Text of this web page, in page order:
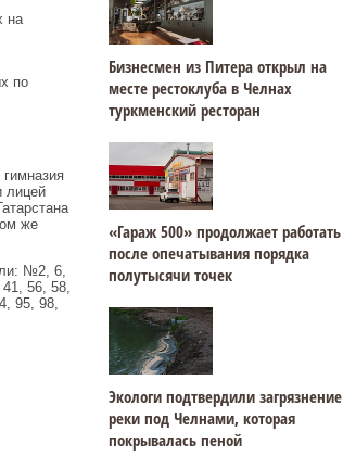
на
по
лицей
же
№2, 6,
56, 58,
95, 98,
Бизнесмен из Питера открыл на
месте рестоклуба в Челнах
туркменский ресторан
«Гараж 500» продолжает работать
после опечатывания порядка
полутысячи точек
Экологи подтвердили загрязнение
реки под Челнами, которая
покрывалась пеной